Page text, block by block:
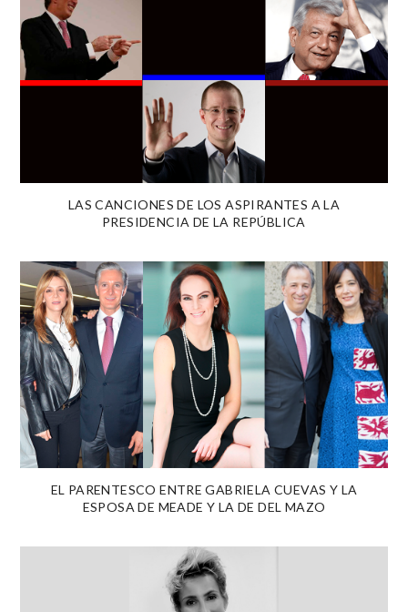
LAS CANCIONES DE LOS ASPIRANTES A LA
PRESIDENCIA DE LA REPÚBLICA
EL PARENTESCO ENTRE GABRIELA CUEVAS Y LA
ESPOSA DE MEADE Y LA DE DEL MAZO